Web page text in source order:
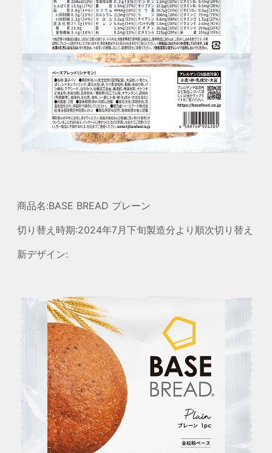
商品名:BASE BREAD プレーン
切り替え時期:2024年7月下旬製造分より順次切り替え
新デザイン: